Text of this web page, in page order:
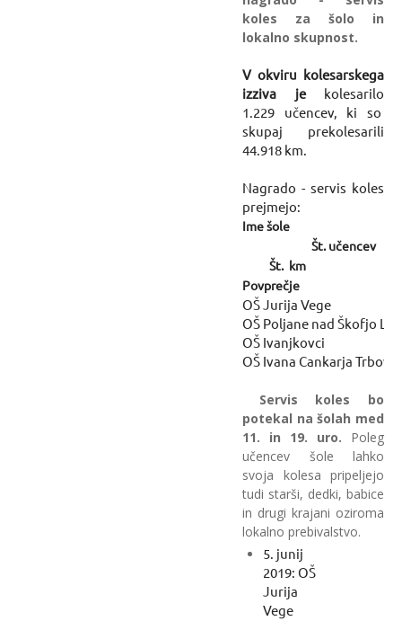
koles za šolo in
lokalno skupnost.
V okviru kolesarskega
izziva je kolesarilo
1.229 učencev, ki so
skupaj prekolesarili
44.918 km.
Nagrado - servis koles
prejmejo:
Ime šole
Št. učencev
Št. km
Povprečje
OŠ Jurija Vege
OŠ Poljane nad Škofjo
OŠ Ivanjkovci
OŠ Ivana Cankarja
Servis koles bo
potekal na šolah med
11. in 19. uro. Poleg
učencev šole lahko
svoja kolesa pripeljejo
tudi starši, dedki, babice
in drugi krajani oziroma
lokalno prebivalstvo.
5. junij
2019: OŠ
Jurija
Vege